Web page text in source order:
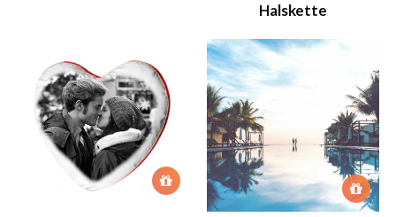
Halskette